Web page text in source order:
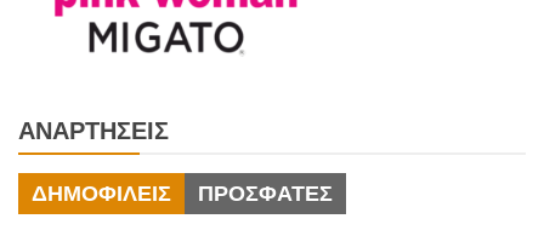
ΑΝΑΡΤΉΣΕΙΣ
ΔΗΜΟΦΙΛΕΊΣ ΠΡΌΣΦΑΤΕΣ